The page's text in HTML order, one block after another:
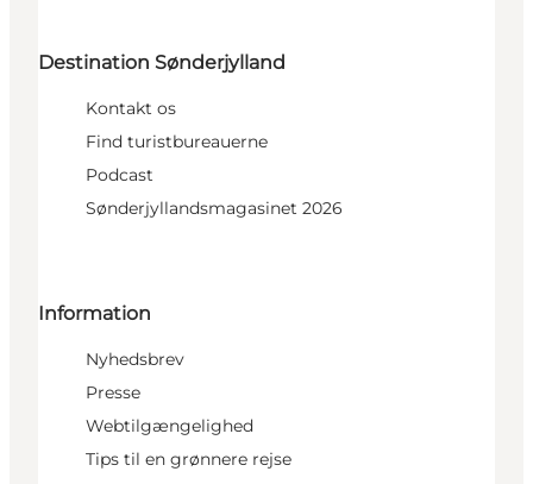
Destination Sønderjylland
Kontakt os
Find turistbureauerne
Podcast
Sønderjyllandsmagasinet 2026
Information
Nyhedsbrev
Presse
Webtilgængelighed
Tips til en grønnere rejse